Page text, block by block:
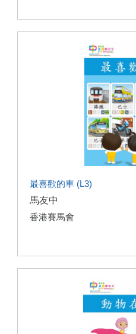
最喜歡的車 (L3)
馬友中
香港賽馬會